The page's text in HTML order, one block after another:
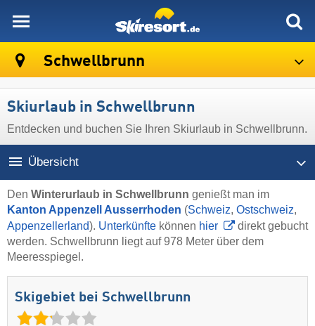
Schwellbrunn
Skiurlaub in Schwellbrunn
Entdecken und buchen Sie Ihren Skiurlaub in Schwellbrunn.
Übersicht
Den Winterurlaub in Schwellbrunn genießt man im
Kanton Appenzell Ausserrhoden (Schweiz, Ostschweiz,
Appenzellerland). Unterkünfte können hier
direkt gebucht
werden. Schwellbrunn liegt auf 978 Meter über dem
Meeresspiegel.
Skigebiet bei Schwellbrunn